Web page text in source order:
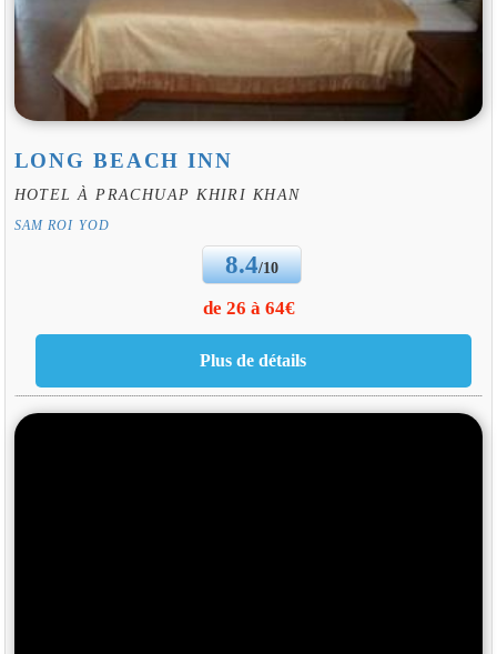
LONG BEACH INN
HOTEL À PRACHUAP KHIRI KHAN
SAM ROI YOD
8.4/10
de 26 à 64€